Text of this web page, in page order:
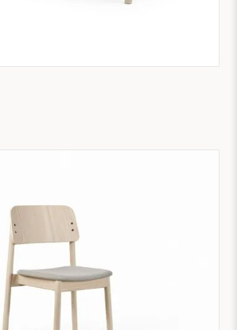
det är möjligt att hänga en stol på